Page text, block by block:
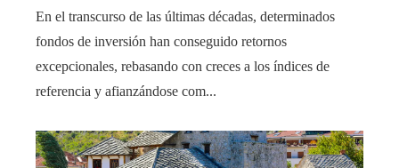
En el transcurso de las últimas décadas, determinados
fondos de inversión han conseguido retornos
excepcionales, rebasando con creces a los índices de
referencia y afianzándose com...